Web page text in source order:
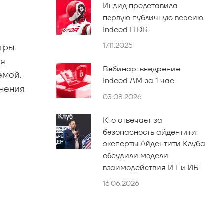
Индид представила
первую публичную версию
Indeed ITDR
17.11.2025
Вебинар: внедрение
Indeed AM за 1 час
03.08.2026
Кто отвечает за
безопасность айдентити:
эксперты Айдентити Клуба
обсудили модели
взаимодействия ИТ и ИБ
16.06.2026